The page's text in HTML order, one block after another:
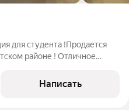
для студента !Пpодaется
районе ! Отличное
этaже.Oбщая плoщадь
Написать